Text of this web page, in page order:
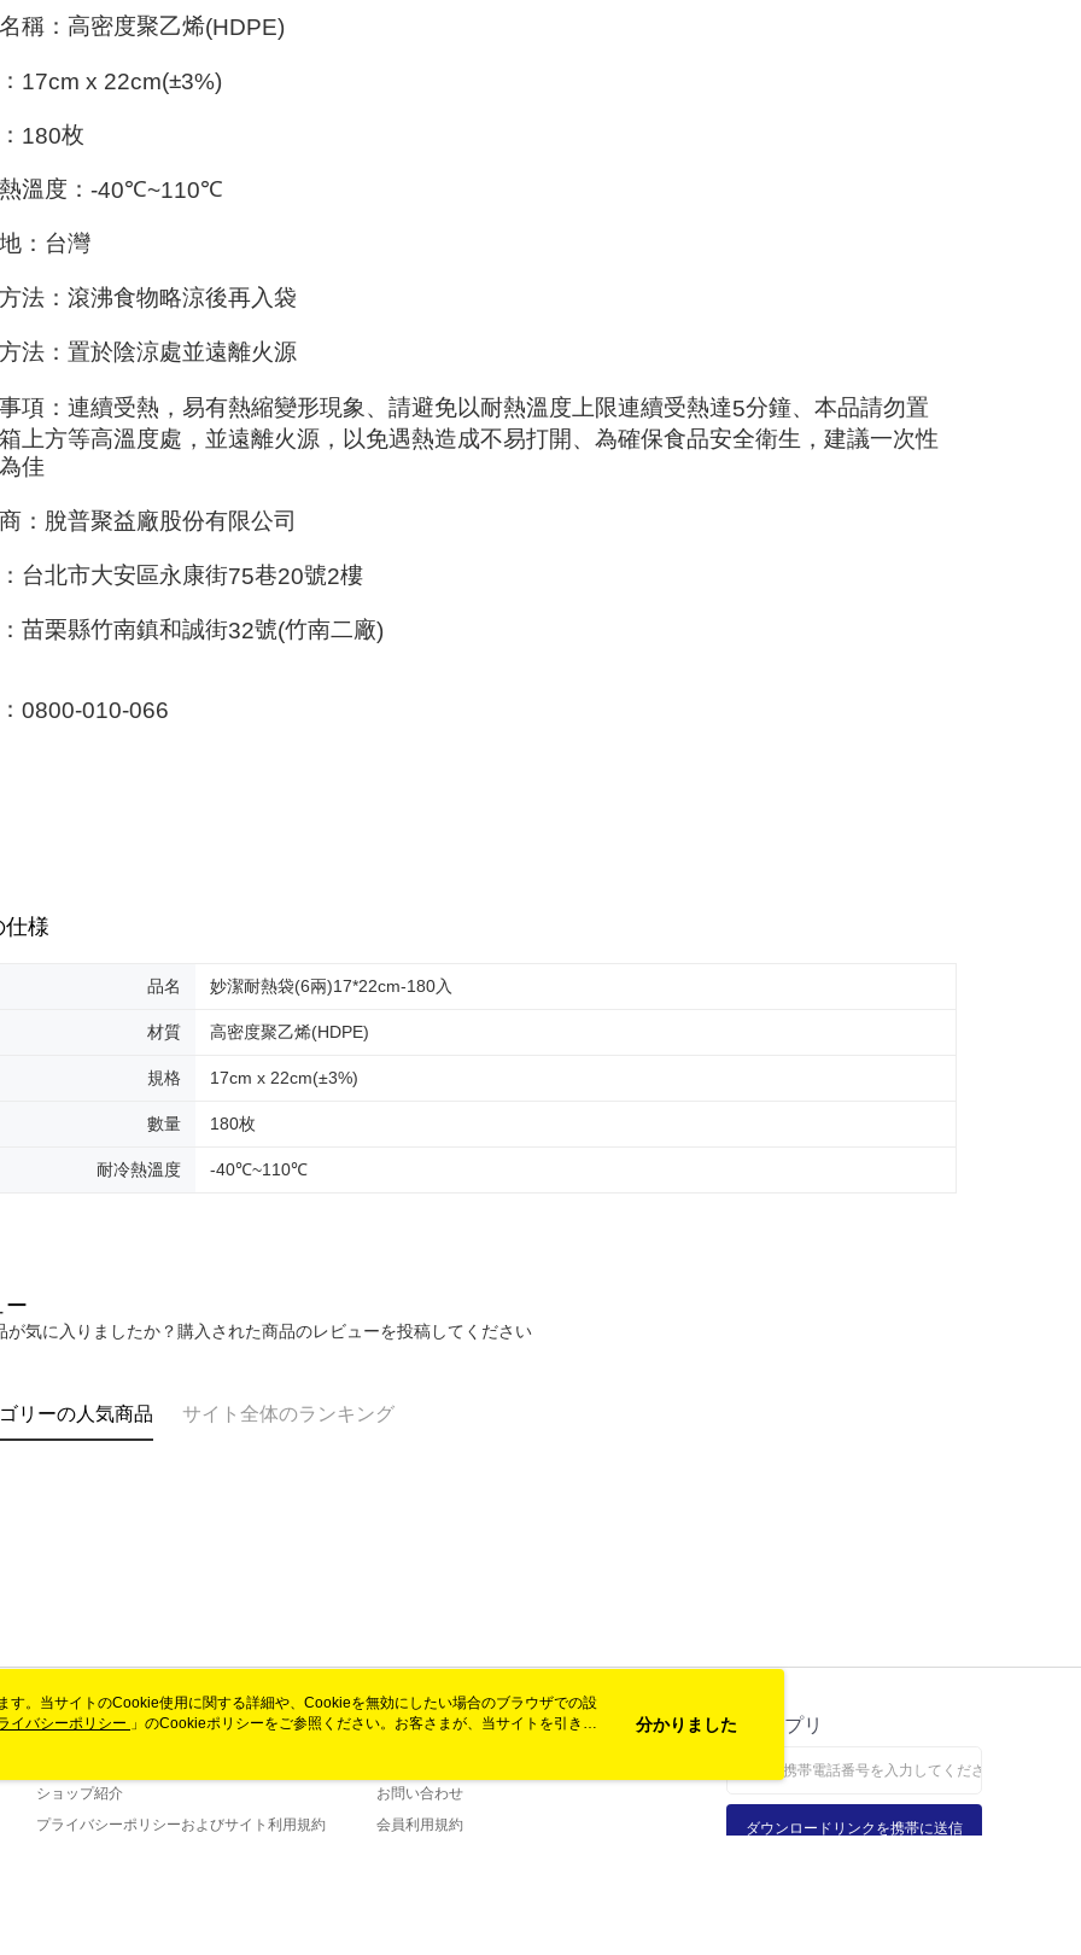
稱：高密度聚乙烯(HDPE)
17cm x 22cm(±3%)
180枚
溫度：-40℃~110℃
：台灣
法：滾沸食物略涼後再入袋
法：置於陰涼處並遠離火源
項：連續受熱，易有熱縮變形現象、請避免以耐熱溫度上限連續受熱達5分鐘、本品請勿置
上方等高溫度處，並遠離火源，以免遇熱造成不易打開、為確保食品安全衛生，建議一次性
佳
：脫普聚益廠股份有限公司
台北市大安區永康街75巷20號2樓
苗栗縣竹南鎮和誠街32號(竹南二廠)
0800-010-066
仕様
品名 妙潔耐熱袋(6兩)17*22cm-180入
材質 高密度聚乙烯(HDPE)
規格 17cm x 22cm(±3%)
數量 180枚
耐冷熱溫度 -40℃~110℃
ー
が気に入りましたか？購入された商品のレビューを投稿してください
リーの人気商品 サイト全体のランキング
会社概要
ショップ紹介
プライバシーポリシーおよびサイト利用規約
カスタマーサービス
お問い合わせ
会員利用規約
公式アプリ
ダウンロードリンクを携帯に送信
す。当サイトのCookie使用に関する詳細や、Cookieを無効にしたい場合のブラウザでの設
イバシーポリシー 」のCookieポリシーをご参照ください。お客さまが、当サイトを引き続
分かりました